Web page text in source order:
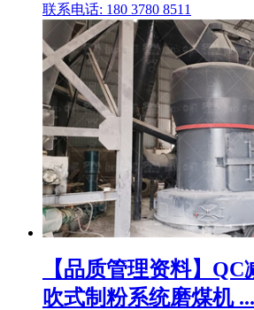
联系电话: 180 3780 8511
【品质管理资料】
吹式制粉系统磨煤机 ...